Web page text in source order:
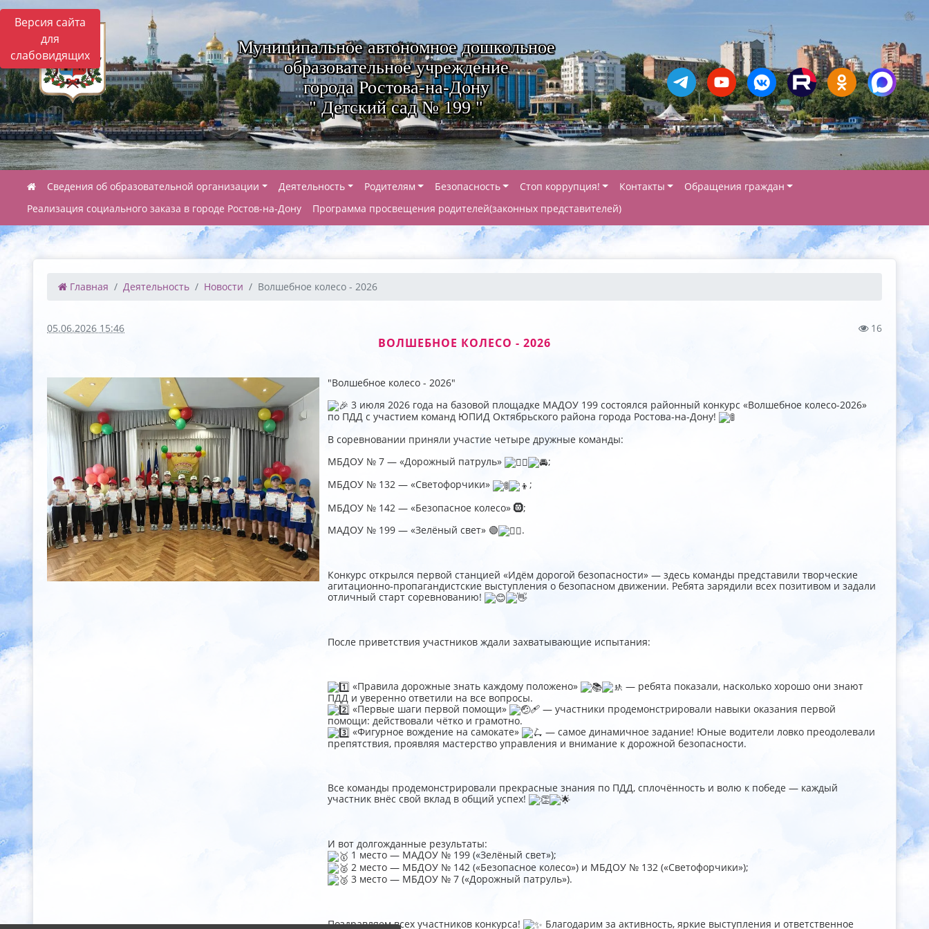
Версия сайта
для
слабовидящих
Муниципальное автономное дошкольное
образовательное учреждение
города Ростова-на-Дону
" Детский сад № 199 "
Сведения об образовательной организации Деятельность Родителям Безопасность Стоп коррупция! Контакты
Обращения граждан
Реализация социального заказа в городе Ростов-на-Дону
Программа просвещения родителей(законных представителей)
Главная Деятельность Новости Волшебное колесо - 2026
05.06.2026 15:46 16
ВОЛШЕБНОЕ КОЛЕСО - 2026
"Волшебное колесо - 2026"
3 июля 2026 года на базовой площадке МАДОУ 199 состоялся районный конкурс «Волшебное колесо-2026»
по ПДД с участием команд ЮПИД Октябрьского района города Ростова‑на‑Дону!
В соревновании приняли участие четыре дружные команды:
МБДОУ № 7 — «Дорожный патруль»
;
МБДОУ № 132 — «Светофорчики»
;
МБДОУ № 142 — «Безопасное колесо» 🛞;
МАДОУ № 199 — «Зелёный свет» 🟢
.
Конкурс открылся первой станцией «Идём дорогой безопасности» — здесь команды представили творческие
агитационно‑пропагандистские выступления о безопасном движении. Ребята зарядили всех позитивом и задали
отличный старт соревнованию!
После приветствия участников ждали захватывающие испытания:
«Правила дорожные знать каждому положено»
— ребята показали, насколько хорошо они знают
ПДД и уверенно ответили на все вопросы.
«Первые шаги первой помощи»
🩹 — участники продемонстрировали навыки оказания первой
помощи: действовали чётко и грамотно.
«Фигурное вождение на самокате»
— самое динамичное задание! Юные водители ловко преодолевали
препятствия, проявляя мастерство управления и внимание к дорожной безопасности.
Все команды продемонстрировали прекрасные знания по ПДД, сплочённость и волю к победе — каждый
участник внёс свой вклад в общий успех!
И вот долгожданные результаты:
1 место — МАДОУ № 199 («Зелёный свет»);
2 место — МБДОУ № 142 («Безопасное колесо») и МБДОУ № 132 («Светофорчики»);
3 место — МБДОУ № 7 («Дорожный патруль»).
Поздравляем всех участников конкурса!
Благодарим за активность, яркие выступления и ответственное